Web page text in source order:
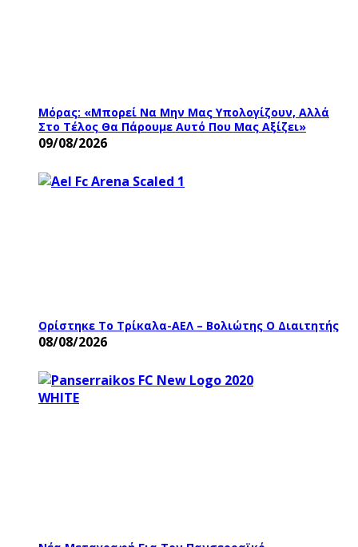
Μόρας: «Μπορεί Να Μην Μας Υπολογίζουν, Αλλά
Στο Τέλος Θα Πάρουμε Αυτό Που Μας Αξίζει»
09/08/2026
Ορίστηκε Το Τρίκαλα-ΑΕΛ – Βολιώτης Ο Διαιτητής
08/08/2026